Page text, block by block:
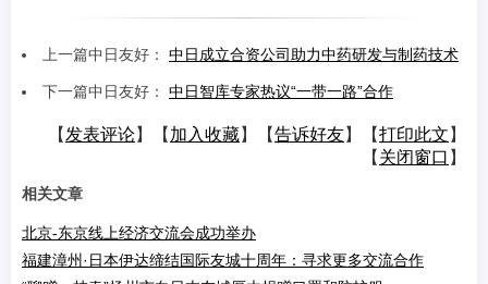
上一篇中日友好： 中日成立合资公司助力中药研发与制药技术
下一篇中日友好： 中日智库专家热议“一带一路”合作
【 发表评论】【 加入收藏】【告诉好友】【打印此文 】
【 关闭窗口 】
相关文章
北京-东京线上经济交流会成功举办
福建漳州·日本伊达缔结国际友城十周年：寻求更多交流合作